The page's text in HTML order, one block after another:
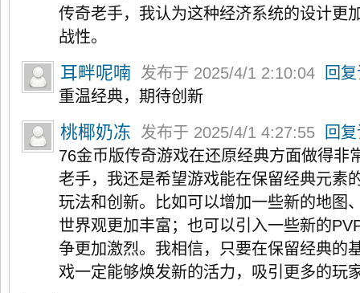
传奇老手，我认为这种经济系统的设计更
战性。
耳畔呢喃 发布于 2025/4/1 2:10:04
回
重温经典，期待创新
桃椰奶冻 发布于 2025/4/1 4:27:55
回
76金币版传奇游戏在还原经典方面做得非
老手，我还是希望游戏能在保留经典元素
玩法和创新。比如可以增加一些新的地图
世界观更加丰富；也可以引入一些新的
争更加激烈。我相信，只要在保留经典的
戏一定能够焕发新的活力，吸引更多的玩